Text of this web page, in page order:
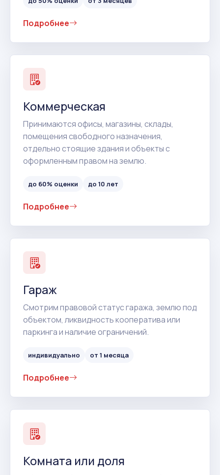
Подробнее
Коммерческая
Принимаются офисы, магазины, склады,
помещения свободного назначения,
отдельно стоящие здания и объекты с
оформленным правом на землю.
до 60% оценки до 10 лет
Подробнее
Гараж
Смотрим правовой статус гаража, землю под
объектом, ликвидность кооператива или
паркинга и наличие ограничений.
индивидуально от 1 месяца
Подробнее
Комната или доля